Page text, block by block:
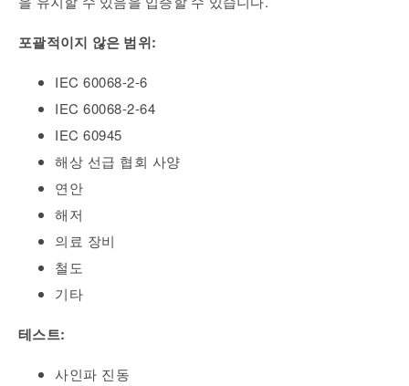
포괄적이지 않은 범위:
IEC 60068-2-6
IEC 60068-2-64
IEC 60945
해상 선급 협회 사양
연안
해저
의료 장비
철도
기타
테스트:
사인파 진동